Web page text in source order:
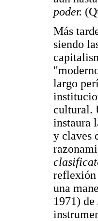
poder.
Más
siendo
largo
cultural.
instaura
y claves
una
1971)